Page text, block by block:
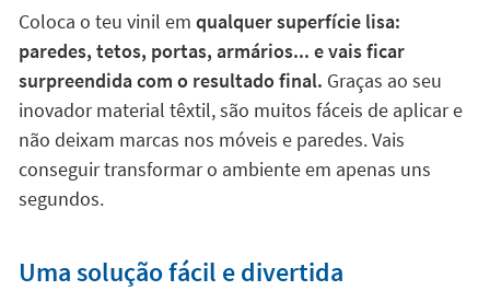
Coloca o teu vinil em qualquer superfície lisa:
paredes, tetos, portas, armários... e vais ficar
surpreendida com o resultado final. Graças ao seu
inovador material têxtil, são muitos fáceis de aplicar e
não deixam marcas nos móveis e paredes. Vais
conseguir transformar o ambiente em apenas uns
segundos.
Uma solução fácil e divertida